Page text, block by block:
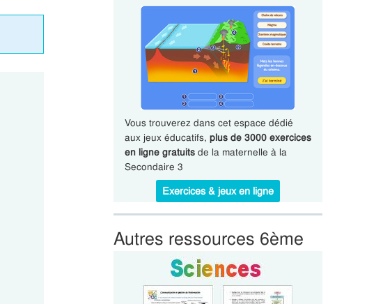
Vous trouverez dans cet espace dédié
aux jeux éducatifs, plus de 3000 exercices
en ligne gratuitsde la maternelle à la
Secondaire 3
Exercices & jeux en ligne
Autres ressources 6ème